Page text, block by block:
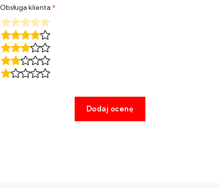
Obsługa klienta *